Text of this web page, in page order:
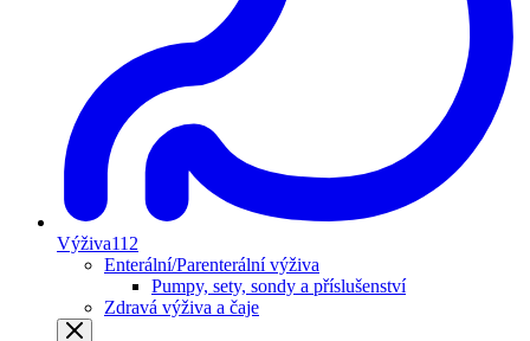
Výživa112
Enterální/Parenterální výživa
Pumpy, sety, sondy a příslušenství
Zdravá výživa a čaje